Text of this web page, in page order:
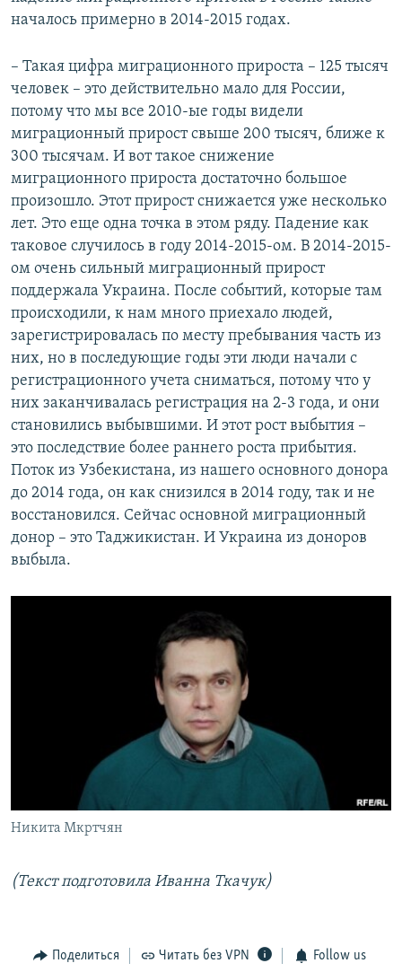
началось примерно в 2014-2015 годах.
​– Такая цифра миграционного прироста – 125 тысяч
человек – это действительно мало для России,
потому что мы все 2010-ые годы видели
миграционный прирост свыше 200 тысяч, ближе к
300 тысячам. И вот такое снижение
миграционного прироста достаточно большое
произошло. Этот прирост снижается уже несколько
лет. Это еще одна точка в этом ряду. Падение как
таковое случилось в году 2014-2015-ом. В 2014-2015-
ом очень сильный миграционный прирост
поддержала Украина. После событий, которые там
происходили, к нам много приехало людей,
зарегистрировалась по месту пребывания часть из
них, но в последующие годы эти люди начали с
регистрационного учета сниматься, потому что у
них заканчивалась регистрация на 2-3 года, и они
становились выбывшими. И этот рост выбытия –
это последствие более раннего роста прибытия.
Поток из Узбекистана, из нашего основного донора
до 2014 года, он как снизился в 2014 году, так и не
восстановился. Сейчас основной миграционный
донор – это Таджикистан. И Украина из доноров
выбыла.
Никита Мкртчян
(Текст подготовила Иванна Ткачук)
Поделиться Читать без VPN Follow us